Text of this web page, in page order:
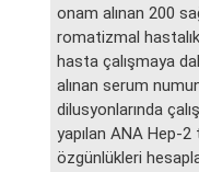
onam alınan 200
romatizmal
hasta çalışmaya
alınan serum
dilusyonlarında
yapılan ANA Hep-
özgünlükleri